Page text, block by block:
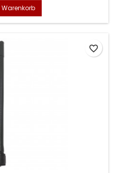
favorite_border